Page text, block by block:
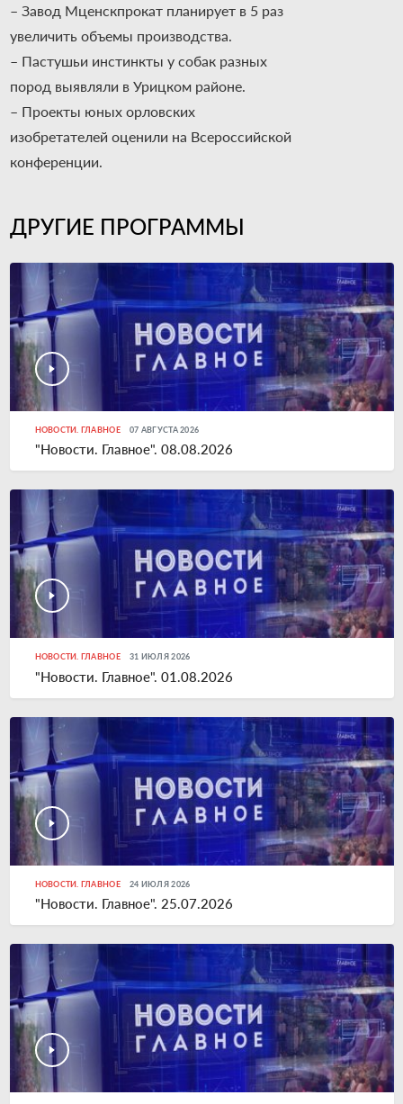
– Завод Мценскпрокат планирует в 5 раз
увеличить объемы производства.
– Пастушьи инстинкты у собак разных
пород выявляли в Урицком районе.
– Проекты юных орловских
изобретателей оценили на Всероссийской
конференции.
ДРУГИЕ ПРОГРАММЫ
НОВОСТИ. ГЛАВНОЕ 07 АВГУСТА 2026
"Новости. Главное". 08.08.2026
НОВОСТИ. ГЛАВНОЕ 31 ИЮЛЯ 2026
"Новости. Главное". 01.08.2026
НОВОСТИ. ГЛАВНОЕ 24 ИЮЛЯ 2026
"Новости. Главное". 25.07.2026